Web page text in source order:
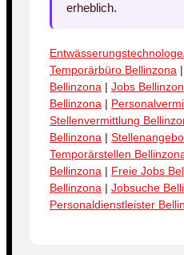
erheblich.
Temporärbüro Bellinzona |
Bellinzona | Jobs
Bellinzona |
Stellenvermittlung
Bellinzona |
Temporärstellen
Bellinzona | Freie Jobs
Bellinzona | Jobsuche
Personaldienstleister